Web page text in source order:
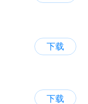
下载
下载